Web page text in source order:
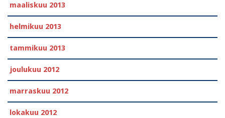
maaliskuu 2013
helmikuu 2013
tammikuu 2013
joulukuu 2012
marraskuu 2012
lokakuu 2012